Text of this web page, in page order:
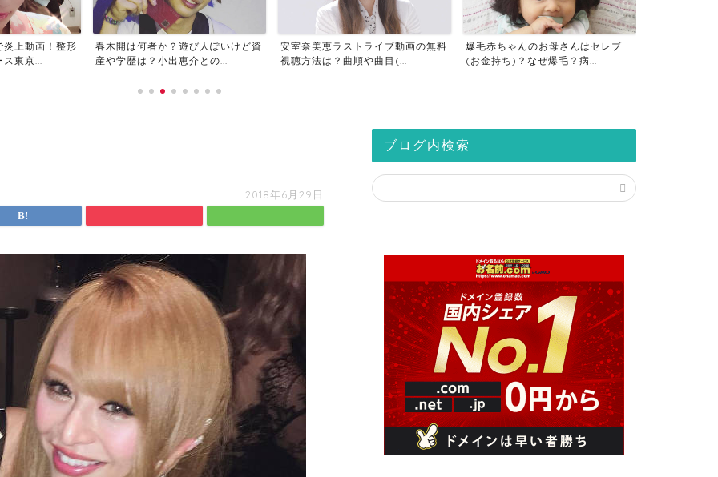
炎上動画！整形
東京...
春木開は何者か？遊び人ぽいけど資
産や学歴は？小出恵介との...
安室奈美恵ラストライブ動画の無料
視聴方法は？曲順や曲目(...
爆毛赤ちゃんのお母さんはセレブ
(お金持ち)？なぜ爆毛？病...
2018年6月29日
ブログ内検索